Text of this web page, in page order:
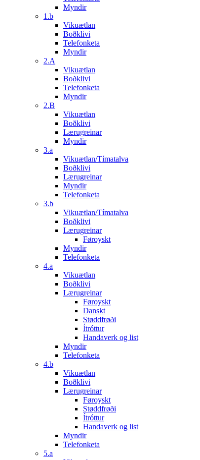
Myndir
1.b
Vikuætlan
Boðklivi
Telefonketa
Myndir
2.A
Vikuætlan
Boðklivi
Telefonketa
Myndir
2.B
Vikuætlan
Boðklivi
Lærugreinar
Myndir
3.a
Vikuætlan/Tímatalva
Boðklivi
Lærugreinar
Myndir
Telefonketa
3.b
Vikuætlan/Tímatalva
Boðklivi
Lærugreinar
Føroyskt
Myndir
Telefonketa
4.a
Vikuætlan
Boðklivi
Lærugreinar
Føroyskt
Danskt
Støddfrøði
Ítróttur
Handaverk og list
Myndir
Telefonketa
4.b
Vikuætlan
Boðklivi
Lærugreinar
Føroyskt
Støddfrøði
Ítróttur
Handaverk og list
Myndir
Telefonketa
5.a